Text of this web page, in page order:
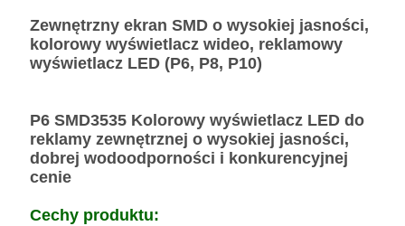
POLITYKA
PRYWATNOŚCI
Zewnętrzny ekran SMD o wysokiej jasności,
kolorowy wyświetlacz wideo, reklamowy
wyświetlacz LED (P6, P8, P10)
P6 SMD3535 Kolorowy wyświetlacz LED do
reklamy zewnętrznej o wysokiej jasności,
dobrej wodoodporności i konkurencyjnej
cenie
Cechy produktu: